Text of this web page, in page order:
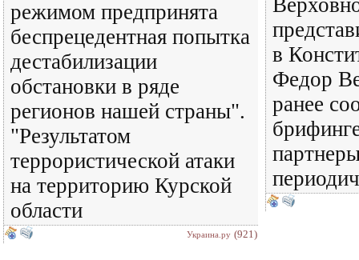
режимом предпринята
беспрецедентная попытка
дестабилизации
обстановки в ряде
регионов нашей страны".
"Результатом
террористической атаки
на территорию Курской
области
Украина.ру (921)
в
Федор
ранее